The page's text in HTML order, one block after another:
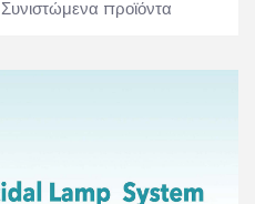
Συνιστώμενα προϊόντα